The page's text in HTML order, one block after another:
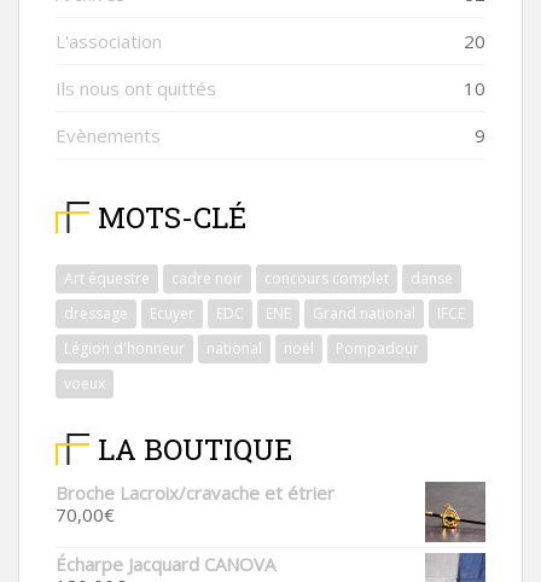
L'association
20
Ils nous ont quittés
10
Evènements
9
MOTS-CLÉ
Art équestre cadre noir concours complet
danse
dressage
Ecuyer EDC ENE Grand national
IFCE
Légion d'honneur
national noël
Pompadour
voeux
LA BOUTIQUE
Broche Lacroix/cravache et étrier
70,00€
Écharpe Jacquard CANOVA